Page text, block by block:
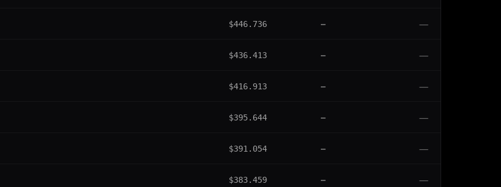
$446.736 — —
$436.413 — —
$416.913 — —
$395.644 — —
$391.054 — —
$383.459 — —